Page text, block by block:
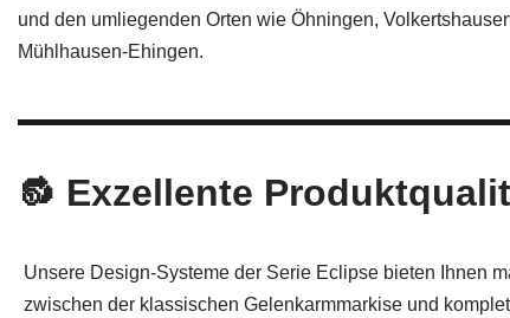
und den umliegenden Orten wie Öhningen,
Mühlhausen‑Ehingen.
🔂 Exzellente
Unsere Design-Systeme der Serie Eclipse bieten Ihnen
zwischen der klassischen Gelenkarmmarkise und